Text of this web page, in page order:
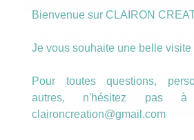
AJOUTER AU PANIER
Bienvenue sur CLAIRON
Je vous souhaite une belle visite
Pour toutes questions,
autres, n'hésitez pas
claironcreation@gmail.com